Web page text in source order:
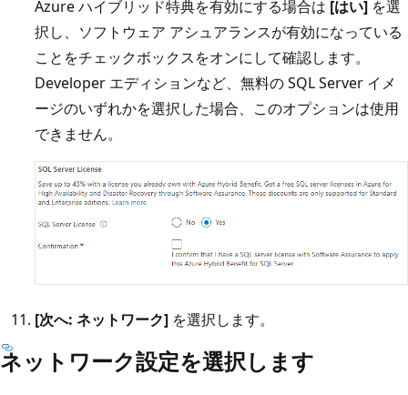
Azure ハイブリッド特典を有効にする場合は [はい] を選
択し、ソフトウェア アシュアランスが有効になっている
ことをチェックボックスをオンにして確認します。
Developer エディションなど、無料の SQL Server イメ
ージのいずれかを選択した場合、このオプションは使用
できません。
[次へ: ネットワーク] を選択します。
ネットワーク設定を選択します